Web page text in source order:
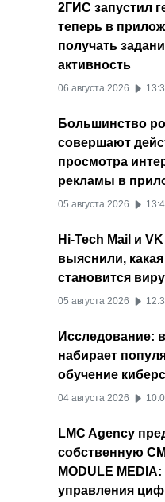
2ГИС запустил
теперь в
получать
активность
06 августа 2026
Большинство
совершают
просмотра
рекламы в
05 августа 2026
Hi-Tech Mail и
выяснили,
становится
05 августа 2026
Исследование:
набирает
обучение
04 августа 2026
LMC Agency
собственную
MODULE
управления